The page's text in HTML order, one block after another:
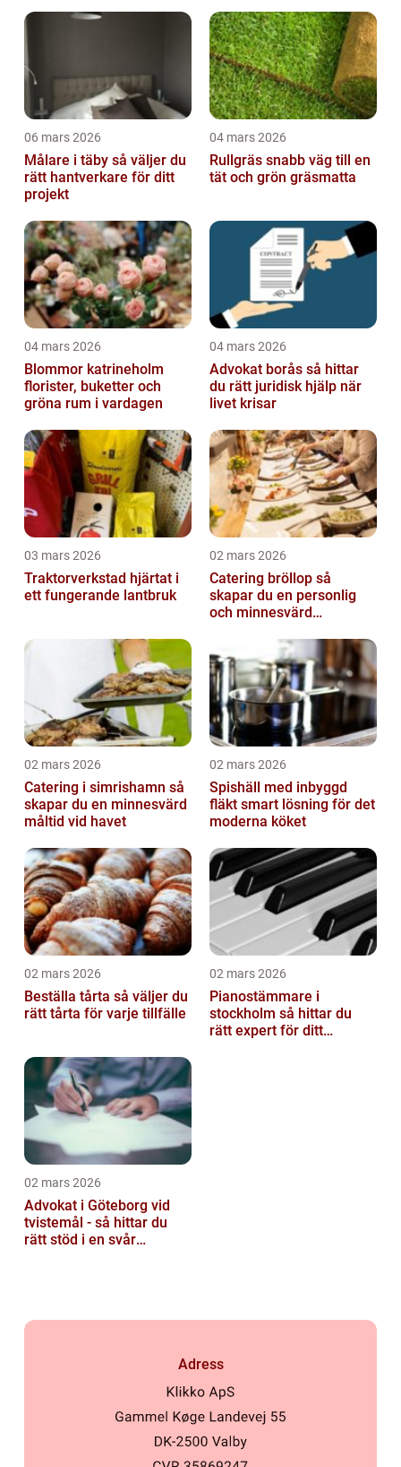
06 mars 2026
Målare i täby så väljer du
rätt hantverkare för ditt
projekt
04 mars 2026
Rullgräs snabb väg till en
tät och grön gräsmatta
04 mars 2026
Blommor katrineholm
florister, buketter och
gröna rum i vardagen
04 mars 2026
Advokat borås så hittar
du rätt juridisk hjälp när
livet krisar
03 mars 2026
Traktorverkstad hjärtat i
ett fungerande lantbruk
02 mars 2026
Catering bröllop så
skapar du en personlig
och minnesvärd
02 mars 2026
Catering i simrishamn så
skapar du en minnesvärd
måltid vid havet
02 mars 2026
Spishäll med inbyggd
fläkt smart lösning för det
moderna köket
02 mars 2026
Beställa tårta så väljer du
rätt tårta för varje tillfälle
02 mars 2026
Pianostämmare i
stockholm så hittar du
rätt expert för ditt
02 mars 2026
Advokat i Göteborg vid
tvistemål - så hittar du
rätt stöd i en svår
Adress